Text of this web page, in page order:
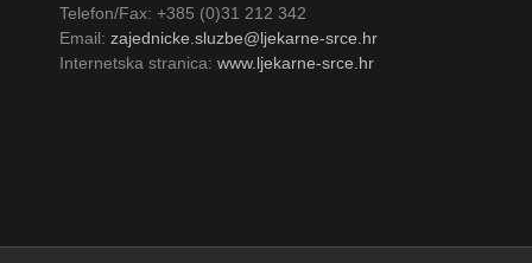
Telefon/Fax: +385 (0)31 212 342
Email: zajednicke.sluzbe@ljekarne-srce.hr
Internetska stranica: www.ljekarne-srce.hr